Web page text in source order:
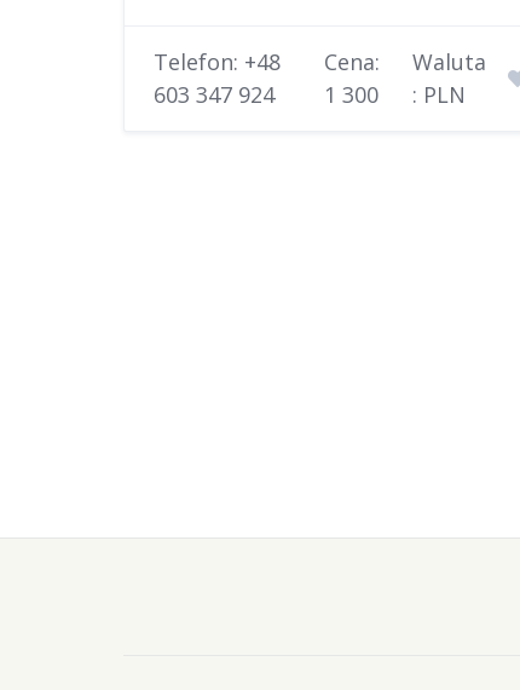
Telefon: +48
603 347 924
Cena:
1 300
Waluta
: PLN